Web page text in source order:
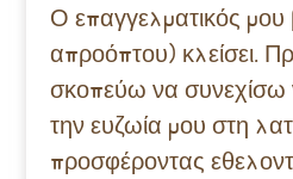
Ο επαγγελματικός μου
απροόπτου) κλείσει.
σκοπεύω να
την ευζωία μου στη
προσφέροντας